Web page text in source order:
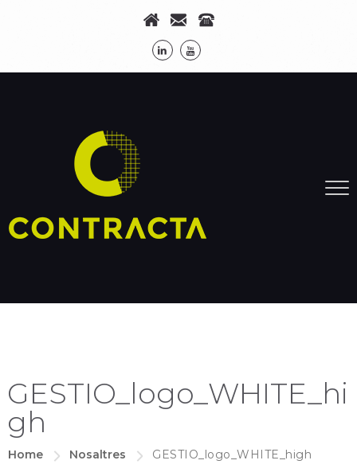
GESTIO_logo_WHITE_hi
gh
Home Nosaltres GESTIO_logo_WHITE_high